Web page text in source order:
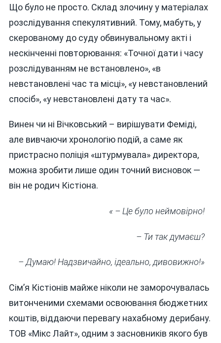
Що було не просто. Склад злочину у матеріалах
розслідування спекулятивний. Тому, мабуть, у
скерованому до суду обвинувальному акті і
нескінченні повторювання: «Точної дати і часу
розслідуванням не встановлено», «в
невстановлені час та місці», «у невстановлений
спосіб», «у невстановлені дату та час».
Винен чи ні Вічковський – вирішувати Феміді,
але вивчаючи хронологію подій, а саме як
пристрасно поліція «штурмувала» директора,
можна зробити лише один точний висновок —
він не родич Кістіона.
« –Це було неймовірно!
– Ти так думаєш?
– Думаю! Надзвичайно, ідеально, дивовижно!»
Сім’я Кістіонів майже ніколи не заморочувалась
витонченими схемами освоювання бюджетних
коштів, віддаючи перевагу нахабному дерибану.
ТОВ «Мікс Лайт», одним з засновників якого був